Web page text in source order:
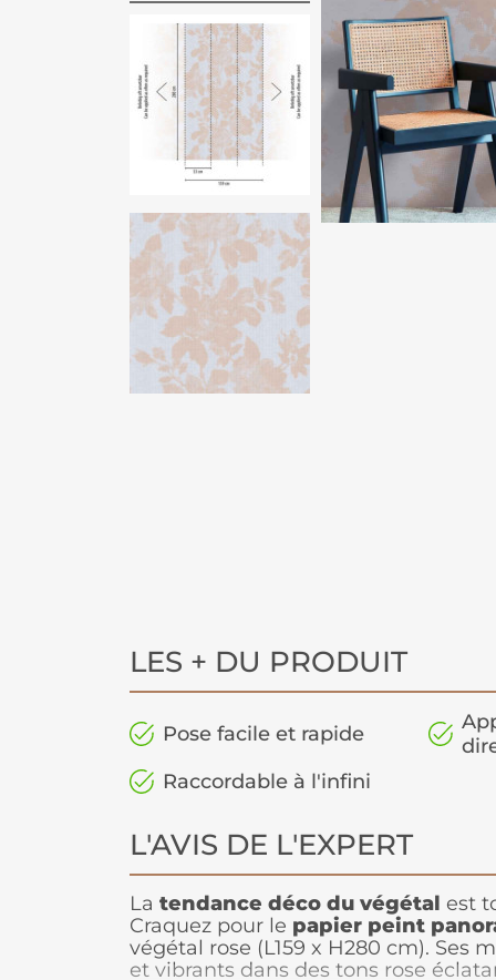
LES + DU PRODUIT
Pose facile et rapide
Raccordable à l'infini
L'AVIS DE L'EXPERT
La tendance déco du végétal est
Craquez pour le papier peint
végétal rose (L159 x H280 cm). Ses
et vibrants dans des tons rose